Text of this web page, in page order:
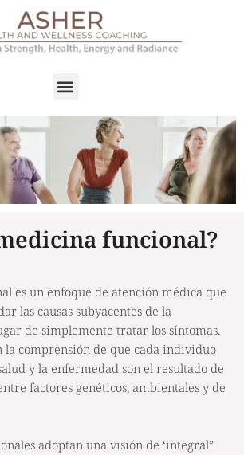
funcional?
es un enfoque de atención médica que
las causas subyacentes de la
de simplemente tratar los síntomas.
la comprensión de que cada individuo
y la enfermedad son el resultado de
factores genéticos, ambientales y de
adoptan una visión de ‘integral”